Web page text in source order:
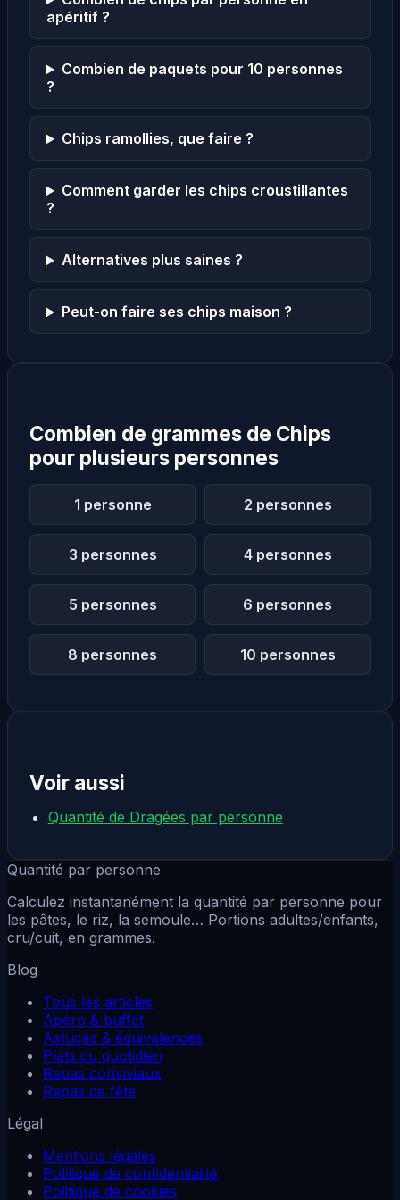
apéritif ?
Combien de paquets pour 10 personnes
?
Chips ramollies, que faire ?
Comment garder les chips croustillantes
?
Alternatives plus saines ?
Peut-on faire ses chips maison ?
Combien de grammes de Chips
pour plusieurs personnes
1 personne 2 personnes
3 personnes 4 personnes
5 personnes 6 personnes
8 personnes 10 personnes
Voir aussi
Quantité de Dragées par personne
Quantité par personne
Calculez instantanément la quantité par personne pour
les pâtes, le riz, la semoule… Portions adultes/enfants,
cru/cuit, en grammes.
Blog
Tous les articles
Apéro & buffet
Astuces & équivalences
Plats du quotidien
Repas conviviaux
Repas de fête
Légal
Mentions légales
Politique de confidentialité
Politique de cookies